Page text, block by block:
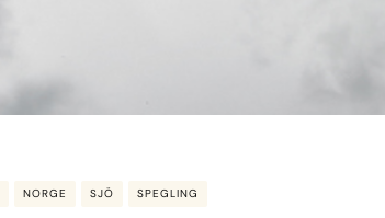
NORGE SJÖ SPEGLING